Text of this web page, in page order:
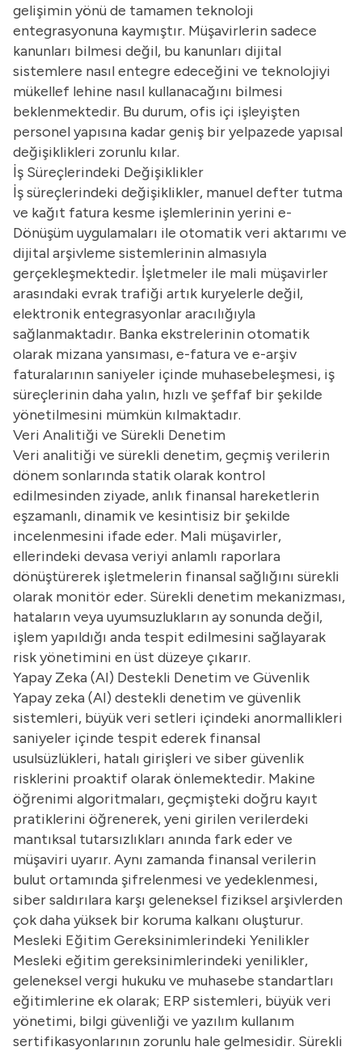
gelişimin yönü de tamamen teknoloji
entegrasyonuna kaymıştır. Müşavirlerin sadece
kanunları bilmesi değil, bu kanunları dijital
sistemlere nasıl entegre edeceğini ve teknolojiyi
mükellef lehine nasıl kullanacağını bilmesi
beklenmektedir. Bu durum, ofis içi işleyişten
personel yapısına kadar geniş bir yelpazede yapısal
değişiklikleri zorunlu kılar.
İş Süreçlerindeki Değişiklikler
İş süreçlerindeki değişiklikler, manuel defter tutma
ve kağıt fatura kesme işlemlerinin yerini e-
Dönüşüm uygulamaları ile otomatik veri aktarımı ve
dijital arşivleme sistemlerinin almasıyla
gerçekleşmektedir. İşletmeler ile mali müşavirler
arasındaki evrak trafiği artık kuryelerle değil,
elektronik entegrasyonlar aracılığıyla
sağlanmaktadır. Banka ekstrelerinin otomatik
olarak mizana yansıması, e-fatura ve e-arşiv
faturalarının saniyeler içinde muhasebeleşmesi, iş
süreçlerinin daha yalın, hızlı ve şeffaf bir şekilde
yönetilmesini mümkün kılmaktadır.
Veri Analitiği ve Sürekli Denetim
Veri analitiği ve sürekli denetim, geçmiş verilerin
dönem sonlarında statik olarak kontrol
edilmesinden ziyade, anlık finansal hareketlerin
eşzamanlı, dinamik ve kesintisiz bir şekilde
incelenmesini ifade eder. Mali müşavirler,
ellerindeki devasa veriyi anlamlı raporlara
dönüştürerek işletmelerin finansal sağlığını sürekli
olarak monitör eder. Sürekli denetim mekanizması,
hataların veya uyumsuzlukların ay sonunda değil,
işlem yapıldığı anda tespit edilmesini sağlayarak
risk yönetimini en üst düzeye çıkarır.
Yapay Zeka (AI) Destekli Denetim ve Güvenlik
Yapay zeka (AI) destekli denetim ve güvenlik
sistemleri, büyük veri setleri içindeki anormallikleri
saniyeler içinde tespit ederek finansal
usulsüzlükleri, hatalı girişleri ve siber güvenlik
risklerini proaktif olarak önlemektedir. Makine
öğrenimi algoritmaları, geçmişteki doğru kayıt
pratiklerini öğrenerek, yeni girilen verilerdeki
mantıksal tutarsızlıkları anında fark eder ve
müşaviri uyarır. Aynı zamanda finansal verilerin
bulut ortamında şifrelenmesi ve yedeklenmesi,
siber saldırılara karşı geleneksel fiziksel arşivlerden
çok daha yüksek bir koruma kalkanı oluşturur.
Mesleki Eğitim Gereksinimlerindeki Yenilikler
Mesleki eğitim gereksinimlerindeki yenilikler,
geleneksel vergi hukuku ve muhasebe standartları
eğitimlerine ek olarak; ERP sistemleri, büyük veri
yönetimi, bilgi güvenliği ve yazılım kullanım
sertifikasyonlarının zorunlu hale gelmesidir. Sürekli